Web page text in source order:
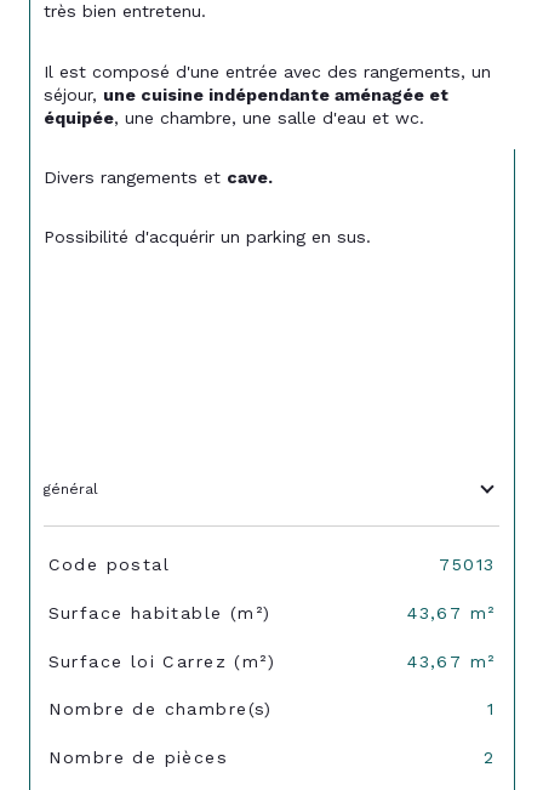
très bien entretenu.
Il est composé d'une entrée avec des rangements, un
séjour, une cuisine indépendante aménagée et
équipée, une chambre, une salle d'eau et wc.
Divers rangements et cave.
Possibilité d'acquérir un parking en sus.
général
TRAD_SIROCCO_Caracteristique
Code postal 75013
Surface habitable (m²) 43,67 m²
Surface loi Carrez (m²) 43,67 m²
Nombre de chambre(s) 1
Nombre de pièces 2